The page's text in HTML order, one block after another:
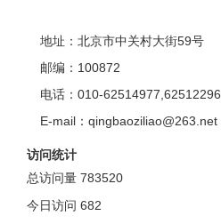
地址：北京市中关村大街59号
邮编：100872
电话：010-62514977,62512296
E-mail：qingbaoziliao@263.net
访问统计
总访问量 783520
今日访问 682